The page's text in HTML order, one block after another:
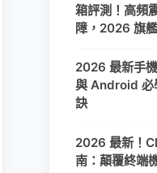
箱評測！高頻
障，2026 旗
2026 最新手
與 Android 必
訣
2026 最新！
南：顛覆終端